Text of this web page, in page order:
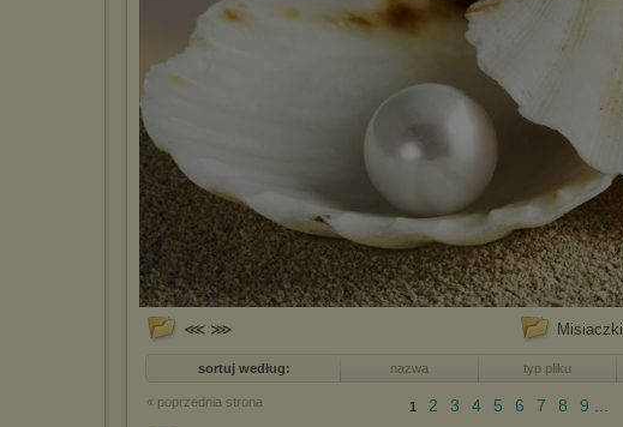
⋘ ⋙ Misiaczki
sortuj według: nazwa typ pliku
« poprzednia strona 1 2 3 4 5 6 7 8 9 ...